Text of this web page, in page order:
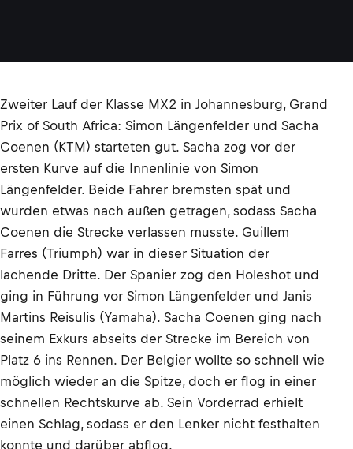
Zweiter Lauf der Klasse MX2 in Johannesburg, Grand
Prix of South Africa: Simon Längenfelder und Sacha
Coenen (KTM) starteten gut. Sacha zog vor der
ersten Kurve auf die Innenlinie von Simon
Längenfelder. Beide Fahrer bremsten spät und
wurden etwas nach außen getragen, sodass Sacha
Coenen die Strecke verlassen musste. Guillem
Farres (Triumph) war in dieser Situation der
lachende Dritte. Der Spanier zog den Holeshot und
ging in Führung vor Simon Längenfelder und Janis
Martins Reisulis (Yamaha). Sacha Coenen ging nach
seinem Exkurs abseits der Strecke im Bereich von
Platz 6 ins Rennen. Der Belgier wollte so schnell wie
möglich wieder an die Spitze, doch er flog in einer
schnellen Rechtskurve ab. Sein Vorderrad erhielt
einen Schlag, sodass er den Lenker nicht festhalten
konnte und darüber abflog.